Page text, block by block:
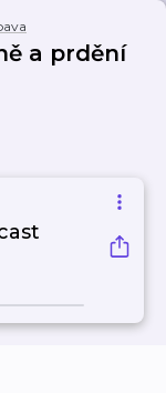
a prdění